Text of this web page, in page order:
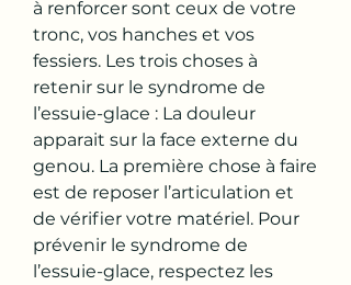
à renforcer sont ceux de votre
tronc, vos hanches et vos
fessiers. Les trois choses à
retenir sur le syndrome de
l’essuie-glace : La douleur
apparait sur la face externe du
genou. La première chose à faire
est de reposer l’articulation et
de vérifier votre matériel. Pour
prévenir le syndrome de
l’essuie-glace, respectez les